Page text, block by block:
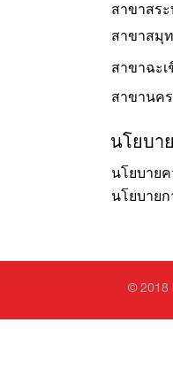
สาขาสร
สาขาสมุ
สาขาฉะเ
สาขานค
นโยบา
นโยบาย
นโยบาย
© 2018